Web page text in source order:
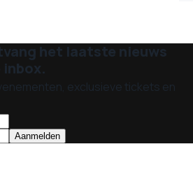
het laatste nieuws
exclusieve tickets en